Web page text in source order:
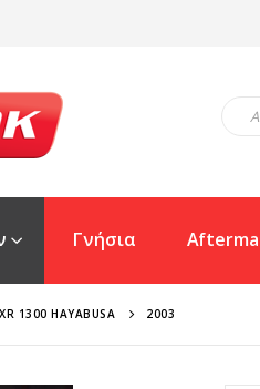
Γνήσια
1300 HAYABUSA 2003